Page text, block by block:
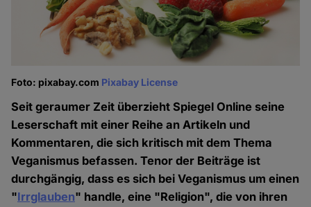
Foto: pixabay.com Pixabay License
Seit geraumer Zeit überzieht Spiegel Online seine
Leserschaft mit einer Reihe an Artikeln und
Kommentaren, die sich kritisch mit dem Thema
Veganismus befassen. Tenor der Beiträge ist
durchgängig, dass es sich bei Veganismus um einen
"Irrglauben" handle, eine "Religion", die von ihren